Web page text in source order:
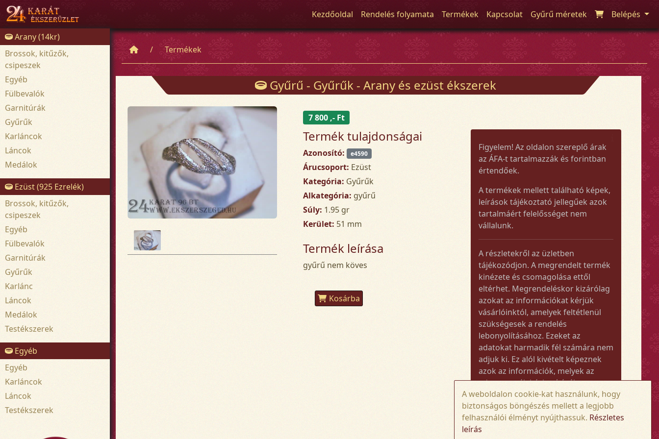
Kezdőoldal Rendelés folyamata Termékek Kapcsolat Gyűrű méretek Belépés
Arany (14kr)
Brossok, kitűzők,
csipeszek
Egyéb
Fülbevalók
Garnitúrák
Gyűrűk
Karláncok
Láncok
Medálok
Ezüst (925 Ezrelék)
Brossok, kitűzők,
csipeszek
Egyéb
Fülbevalók
Garnitúrák
Gyűrűk
Karlánc
Láncok
Medálok
Testékszerek
Egyéb
Egyéb
Karláncok
Láncok
Testékszerek
Termékek
Gyűrű - Gyűrűk - Arany és ezüst ékszerek
7 800 ,- Ft
Termék tulajdonságai
Azonosító: e4590
Árucsoport: Ezüst
Kategória: Gyűrűk
Alkategória: gyűrű
Súly: 1.95 gr
Kerület: 51 mm
Termék leírása
gyűrű nem köves
Kosárba
Figyelem! Az oldalon szereplő árak
az ÁFA-t tartalmazzák és forintban
értendőek.
A termékek mellett található képek,
leírások tájékoztató jellegűek azok
tartalmáért felelősséget nem
vállalunk.
A részletekről az üzletben
tájékozódjon. A megrendelt termék
kinézete és csomagolása ettől
eltérhet. Megrendeléskor kizárólag
azokat az információkat kérjük
vásárlóinktól, amelyek feltétlenül
szükségesek a rendelés
lebonyolításához. Ezeket az
adatokat harmadik fél számára nem
adjuk ki. Ez alól kivételt képeznek
azok az információk, melyek az
adott termék kézbesítéséhez vagy
kiszállításához szükségesek.
Amennyiben a megrendelt termék
összege meghaladja az 50.000 Ft-ot,
A weboldalon cookie-kat használunk, hogy
biztonságos böngészés mellett a legjobb
felhasználói élményt nyújthassuk. Részletes
leírás